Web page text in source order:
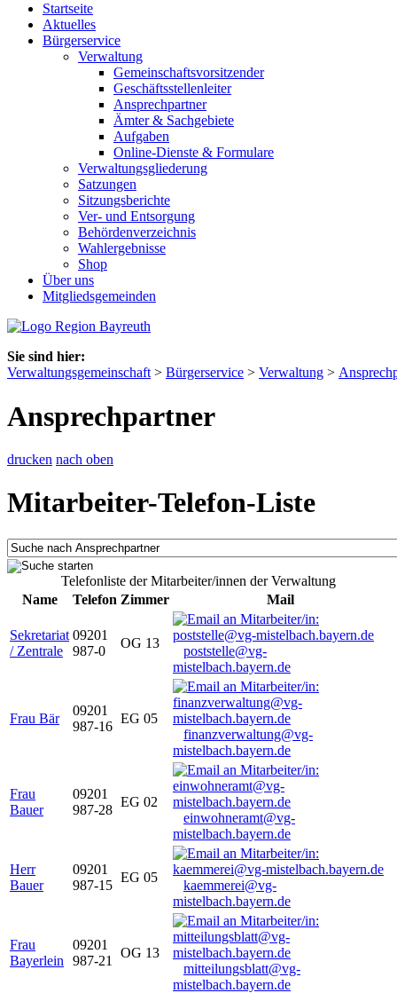
Startseite
Aktuelles
Bürgerservice
Verwaltung
Gemeinschaftsvorsitzender
Geschäftsstellenleiter
Ansprechpartner
Ämter & Sachgebiete
Aufgaben
Online-Dienste & Formulare
Verwaltungsgliederung
Satzungen
Sitzungsberichte
Ver- und Entsorgung
Behördenverzeichnis
Wahlergebnisse
Shop
Über uns
Mitgliedsgemeinden
Sie sind hier:
Verwaltungsgemeinschaft > Bürgerservice > Verwaltung >
Ansprechpartner
drucken nach oben
Mitarbeiter-Telefon-Liste
Telefonliste der Mitarbeiter/innen der Verwaltung
Name
Telefon Zimmer Mail
Sekretariat
/ Zentrale
09201
987-0
OG 13
poststelle@vg-
mistelbach.bayern.de
Frau Bär
09201
987-16
EG 05
finanzverwaltung@vg-
mistelbach.bayern.de
Frau
Bauer
09201
987-28
EG 02
einwohneramt@vg-
mistelbach.bayern.de
Herr
Bauer
09201
987-15
EG 05
kaemmerei@vg-
mistelbach.bayern.de
Frau
Bayerlein
09201
987-21
OG 13
mitteilungsblatt@vg-
mistelbach.bayern.de